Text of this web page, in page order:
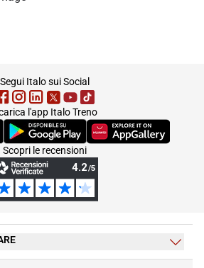
Segui Italo sui Social
l'app Italo Treno
scheda)
(Si apre in una nuova scheda)
(Si apre in una nuova
Scopri le recensioni